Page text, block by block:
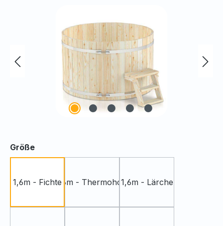
Größeauswählen
1,6m - Fichte1,6m - Thermoholz1,6m - Lärche